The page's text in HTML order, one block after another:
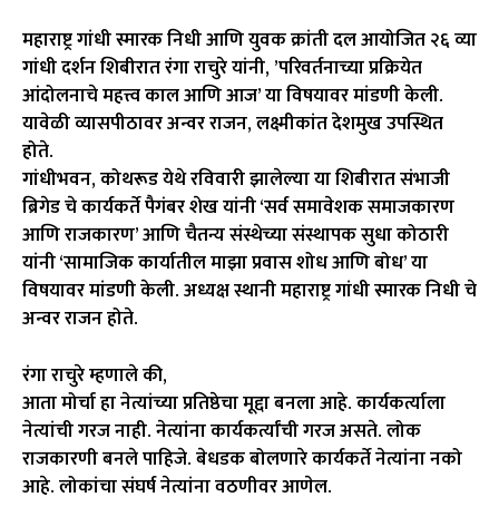
महाराष्ट्र गांधी स्मारक निधी आणि युवक क्रांती दल आयोजित २६ व्या
गांधी दर्शन शिबीरात रंगा राचुरे यांनी, ’परिवर्तनाच्या प्रक्रियेत
आंदोलनाचे महत्त्व काल आणि आज’ या विषयावर मांडणी केली.
यावेळी व्यासपीठावर अन्वर राजन, लक्ष्मीकांत देशमुख उपस्थित
होते.
गांधीभवन, कोथरूड येथे रविवारी झालेल्या या शिबीरात संभाजी
ब्रिगेड चे कार्यकर्ते पैगंबर शेख यांनी ‘सर्व समावेशक समाजकारण
आणि राजकारण’ आणि चैतन्य संस्थेच्या संस्थापक सुधा कोठारी
यांनी ‘सामाजिक कार्यातील माझा प्रवास शोध आणि बोध’ या
विषयावर मांडणी केली. अध्यक्ष स्थानी महाराष्ट्र गांधी स्मारक निधी चे
अन्वर राजन होते.
रंगा राचुरे म्हणाले की,
आता मोर्चा हा नेत्यांच्या प्रतिष्ठेचा मूद्दा बनला आहे. कार्यकर्त्याला
नेत्यांची गरज नाही. नेत्यांना कार्यकर्त्यांची गरज असते. लोक
राजकारणी बनले पाहिजे. बेधडक बोलणारे कार्यकर्ते नेत्यांना नको
आहे. लोकांचा संघर्ष नेत्यांना वठणीवर आणेल.